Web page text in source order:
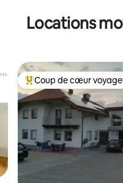
Locations
Coups de cœur
Coup de cœur